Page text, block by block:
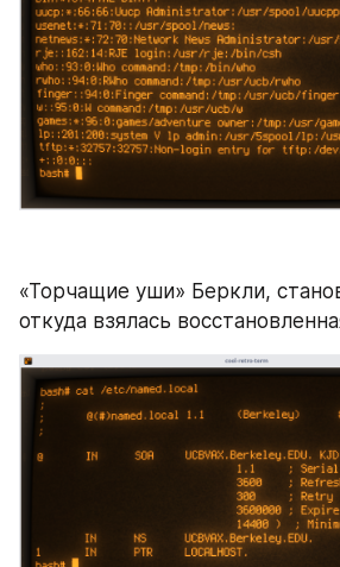
«Торчащие уши» Беркли,
откуда взялась